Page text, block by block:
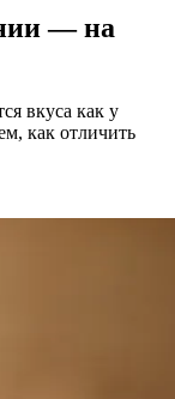
— на
вкуса как у
как отличить